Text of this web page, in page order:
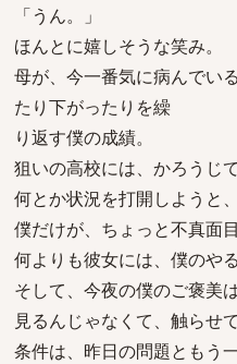
「うん。」
ほんとに嬉しそうな笑み。
母が、今一番気に病んでい
たり下がったりを繰
り返す僕の成績。
狙いの高校には、かろうじ
何とか状況を打開しようと
僕だけが、ちょっと不真面目
何よりも彼女には、僕のや
そして、今夜の僕のご褒美
見るんじゃなくて、触らせ
条件は、昨日の問題ともう